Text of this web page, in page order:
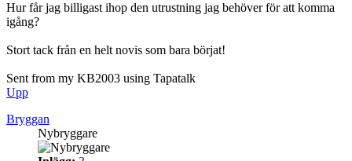
Hur får jag billigast ihop den utrustning jag behöver för att komma
igång?
Stort tack från en helt novis som bara börjat!
Sent from my KB2003 using Tapatalk
Upp
Bryggan
Nybryggare